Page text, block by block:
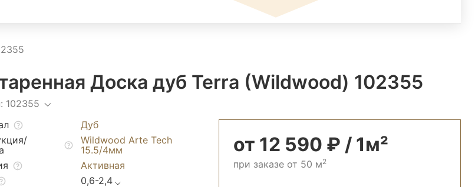
Доска дуб Terra (Wildwood) 102355
102355
Дуб
Wildwood Arte Tech
15.5/4мм
Активная
0,6-2,4
от 12 590 ₽ / 1м²
при заказе от 50 м2